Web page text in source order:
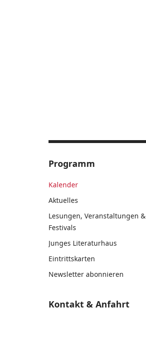
Programm
Kalender
Aktuelles
Lesungen, Veranstaltungen &
Festivals
Junges Literaturhaus
Eintrittskarten
Newsletter abonnieren
Kontakt & Anfahrt